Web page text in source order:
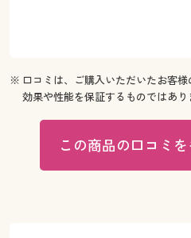
※ 口コミは、ご購入いただいたお客
効果や性能を保証するものではあり
この商品の口コミ